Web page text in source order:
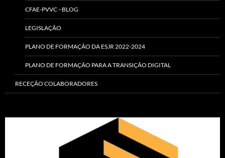
CFAE-PVVC –BLOG
LEGISLAÇÃO
PLANO DE FORMAÇÃO DA ESJR 2022-2024
PLANO DE FORMAÇÃO PARA A TRANSIÇÃO DIGITAL
RECEÇÃO COLABORADORES